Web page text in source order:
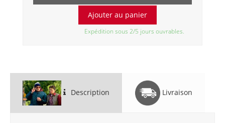
Expédition sous 2/5 jours ouvrables.
Description Livraison